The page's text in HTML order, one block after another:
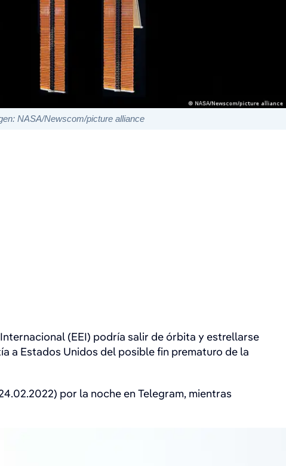
NASA/Newscom/picture alliance
(EEI) podría salir de órbita y estrellarse
a Estados Unidos del posible fin prematuro de la
por la noche en Telegram, mientras